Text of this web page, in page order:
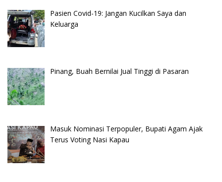
Pasien Covid-19: Jangan Kucilkan Saya dan
Keluarga
Pinang, Buah Bernilai Jual Tinggi di Pasaran
Masuk Nominasi Terpopuler, Bupati Agam Ajak
Terus Voting Nasi Kapau